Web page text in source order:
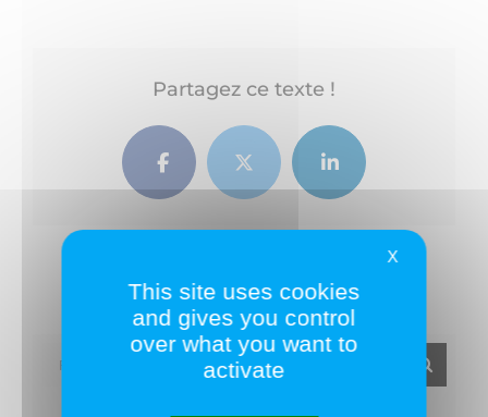
Partagez ce texte !
FacebookTwitter LinkedIn
Rechercher:
X
This site uses cookies
and gives you control
over what you want to
activate